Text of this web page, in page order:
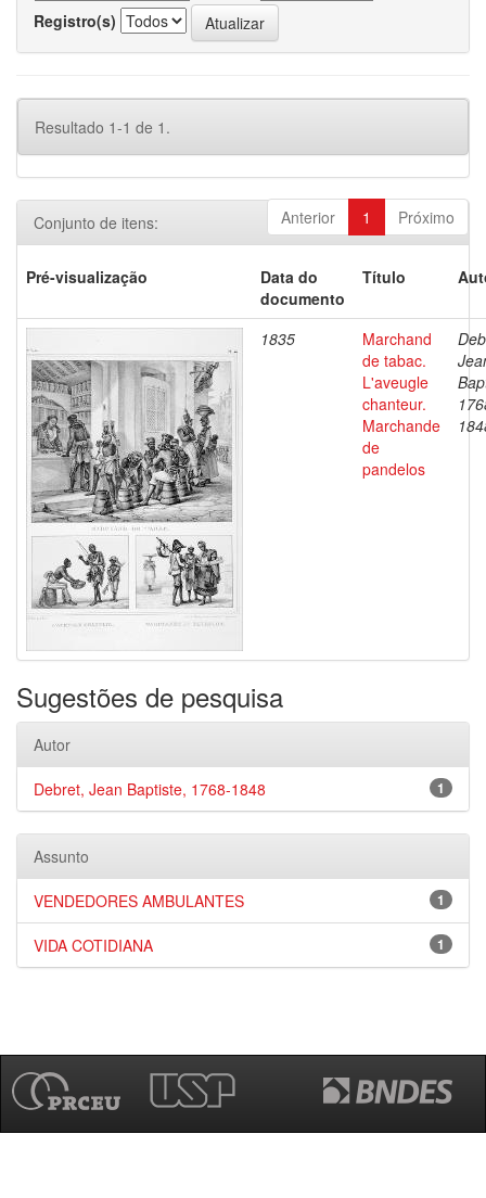
Registro(s)
Resultado 1-1 de 1.
Anterior 1 Próximo
Conjunto de itens:
Pré-visualização
Data do
documento
Título
1835
Marchand
de tabac.
L'aveugle
chanteur.
Marchande
de
pandelos
Sugestões de pesquisa
Autor
1
Debret, Jean Baptiste, 1768-1848
Assunto
1
VENDEDORES AMBULANTES
1
VIDA COTIDIANA